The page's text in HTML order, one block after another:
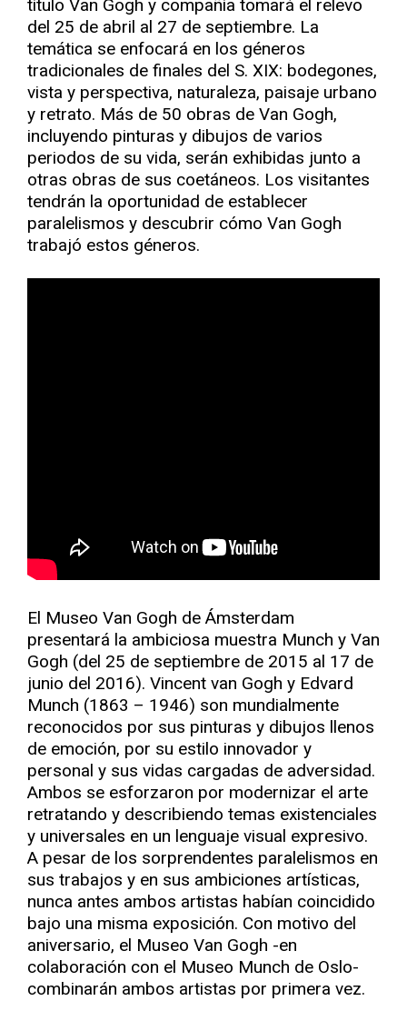
título Van Gogh y compañía tomará el relevo
del 25 de abril al 27 de septiembre. La
temática se enfocará en los géneros
tradicionales de finales del S. XIX: bodegones,
vista y perspectiva, naturaleza, paisaje urbano
y retrato. Más de 50 obras de Van Gogh,
incluyendo pinturas y dibujos de varios
periodos de su vida, serán exhibidas junto a
otras obras de sus coetáneos. Los visitantes
tendrán la oportunidad de establecer
paralelismos y descubrir cómo Van Gogh
trabajó estos géneros.
El Museo Van Gogh de Ámsterdam
presentará la ambiciosa muestra Munch y Van
Gogh (del 25 de septiembre de 2015 al 17 de
junio del 2016). Vincent van Gogh y Edvard
Munch (1863 – 1946) son mundialmente
reconocidos por sus pinturas y dibujos llenos
de emoción, por su estilo innovador y
personal y sus vidas cargadas de adversidad.
Ambos se esforzaron por modernizar el arte
retratando y describiendo temas existenciales
y universales en un lenguaje visual expresivo.
A pesar de los sorprendentes paralelismos en
sus trabajos y en sus ambiciones artísticas,
nunca antes ambos artistas habían coincidido
bajo una misma exposición. Con motivo del
aniversario, el Museo Van Gogh -en
colaboración con el Museo Munch de Oslo-
combinarán ambos artistas por primera vez.